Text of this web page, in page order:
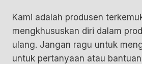
Kami adalah produsen
mengkhususkan diri dalam
ulang. Jangan ragu untuk
untuk pertanyaan atau